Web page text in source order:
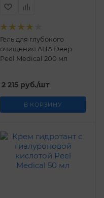
Гель для глубокого
очищения AHA Deep
Peel Medical 200 мл
2 215руб./шт
В КОРЗИНУ